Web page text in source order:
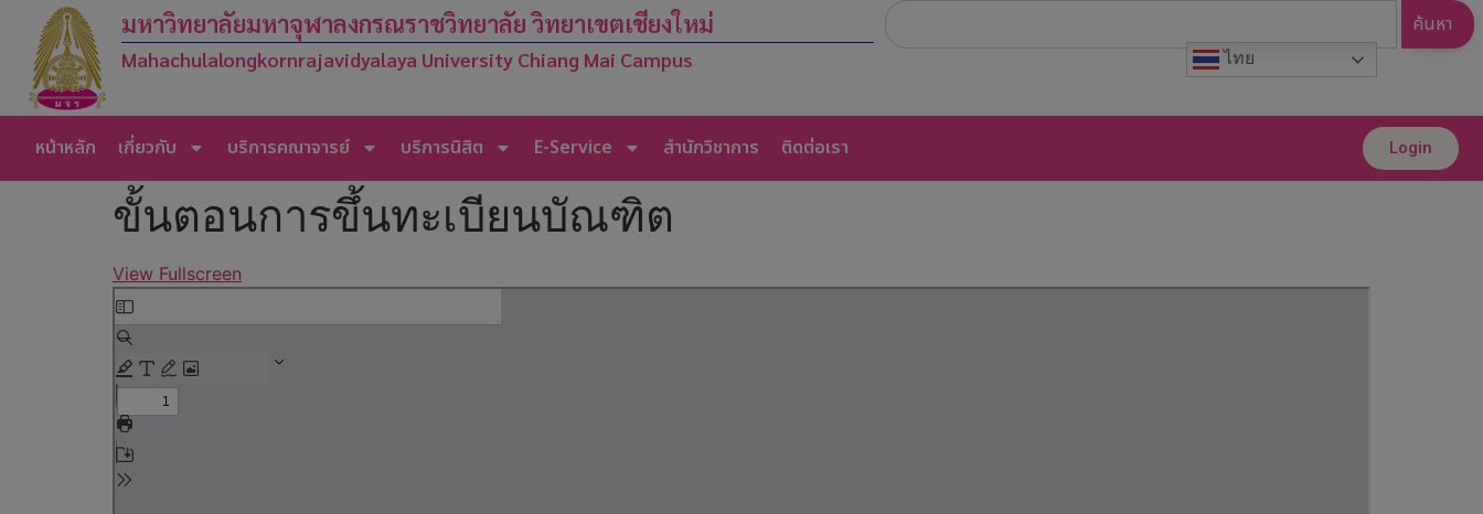
มหาวิทยาลัยมหาจุฬาลงกรณราชวิทยาลัย วิทยาเขตเชียงใหม่
Mahachulalongkornrajavidyalaya University Chiang Mai Campus
ค้นหา
หน้าหลัก เกี่ยวกับ บริการคณาจารย์ บริการนิสิต E-Service สำนักวิชาการ ติดต่อเรา Login
ไทย
ขั้นตอนการขึ้นทะเบียนบัณฑิต
View Fullscreen